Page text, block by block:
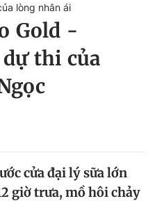
Tin 24h
Magazine
lòng nhân ái
Gold -
thi của
cửa đại lý sữa lớn
giờ trưa, mồ hôi chảy